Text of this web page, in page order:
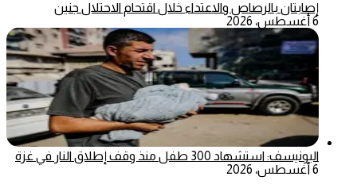
إصابتان بالرصاص والاعتداء خلال اقتحام الاحتلال جنين
6 أغسطس، 2026
اليونيسف: استشهاد 300 طفل منذ وقف إطلاق النار في غزة
6 أغسطس، 2026